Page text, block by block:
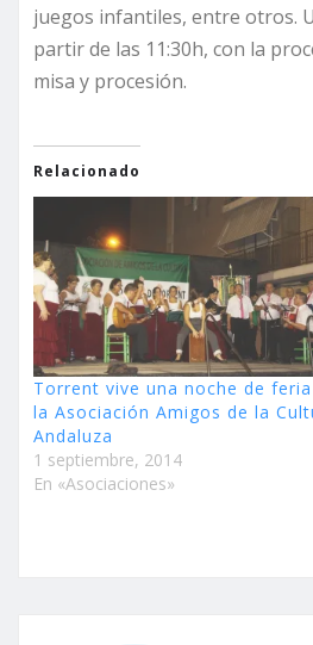
juegos infantiles, entre otros.
partir de las 11:30h, con la
misa y procesión.
Relacionado
Torrent vive una noche de
la Asociación Amigos de la
Andaluza
1 septiembre, 2014
En «Asociaciones»